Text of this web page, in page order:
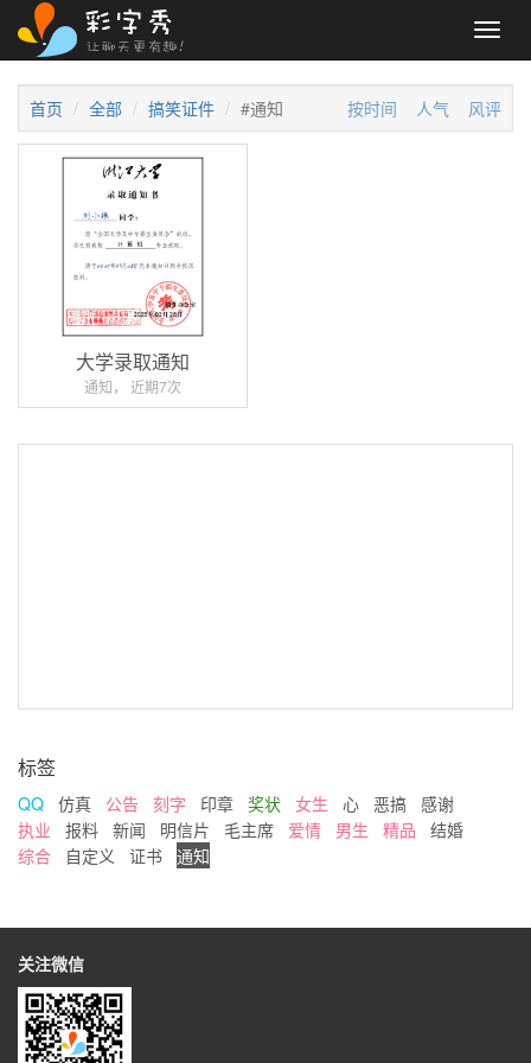
首页 全部 搞笑证件 #通知 按时间 人气 风评
大学录取通知
通知， 近期7次
标签
QQ 仿真 公告 刻字 印章 奖状 女生 心 恶搞 感谢
执业
报料 新闻 明信片 毛主席 爱情 男生 精品
结婚
综合
自定义 证书 通知
关注微信